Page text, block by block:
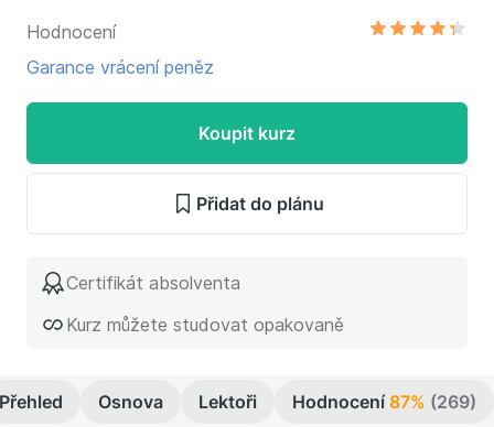
Hodnocení
Garance vrácení peněz
Koupit kurz
Přidat do plánu
Certifikát absolventa
Kurz můžete studovat opakovaně
Přehled Osnova Lektoři Hodnocení87% (269)